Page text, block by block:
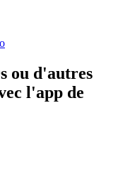
ou d'autres
l'app de